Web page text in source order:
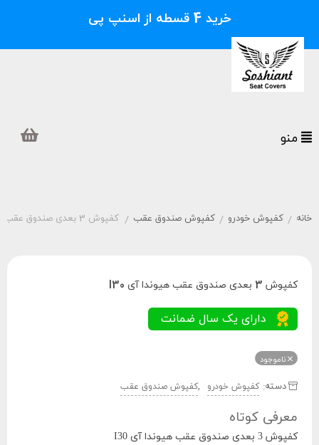
خرید 4 قسطه از اسنپ پی
خانه / کفپوش خودرو / کفپوش صندوق عقب / کفپوش 3 بعدی صندوق عقب هیوندا آی I30
کفپوش 3 بعدی صندوق عقب هیوندا آی I30
ناموجود
دسته: کفپوش خودرو ,کفپوش صندوق عقب
معرفی کوتاه
کفپوش 3 بعدی صندوق عقب هیوندا آی I30